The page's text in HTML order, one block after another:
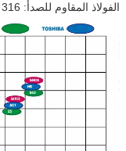
الفولاذ المقاوم للصدأ: 316 لتر ، 904 لتر ، C276 إلخ.